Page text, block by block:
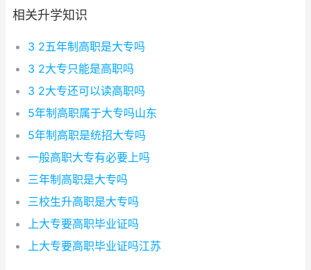
相关升学知识
3 2五年制高职是大专吗
3 2大专只能是高职吗
3 2大专还可以读高职吗
5年制高职属于大专吗山东
5年制高职是统招大专吗
一般高职大专有必要上吗
三年制高职是大专吗
三校生升高职是大专吗
上大专要高职毕业证吗
上大专要高职毕业证吗江苏